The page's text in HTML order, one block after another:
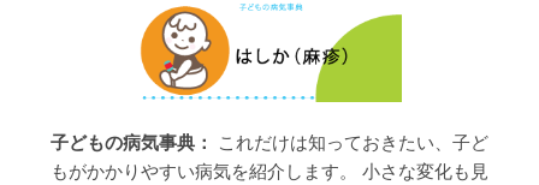
子どもの病気事典： これだけは知っておきたい、子ど
もがかかりやすい病気を紹介します。 小さな変化も見